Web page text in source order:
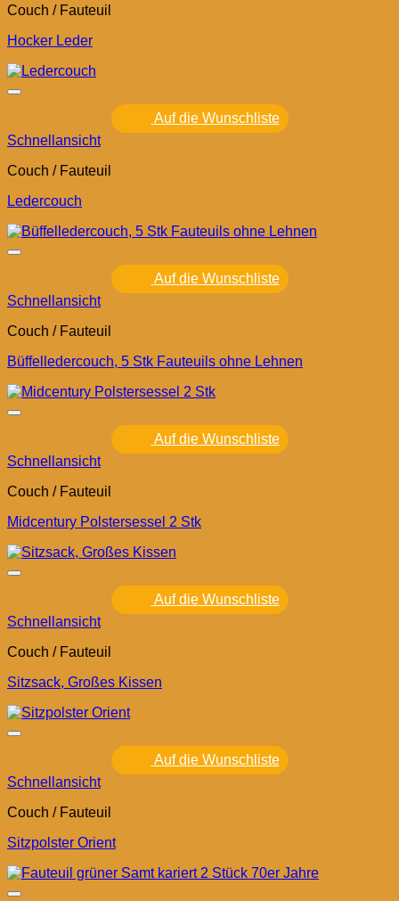
Couch / Fauteuil
Hocker Leder
Auf die Wunschliste
Schnellansicht
Couch / Fauteuil
Ledercouch
Auf die Wunschliste
Schnellansicht
Couch / Fauteuil
Büffelledercouch, 5 Stk Fauteuils ohne Lehnen
Auf die Wunschliste
Schnellansicht
Couch / Fauteuil
Midcentury Polstersessel 2 Stk
Auf die Wunschliste
Schnellansicht
Couch / Fauteuil
Sitzsack, Großes Kissen
Auf die Wunschliste
Schnellansicht
Couch / Fauteuil
Sitzpolster Orient